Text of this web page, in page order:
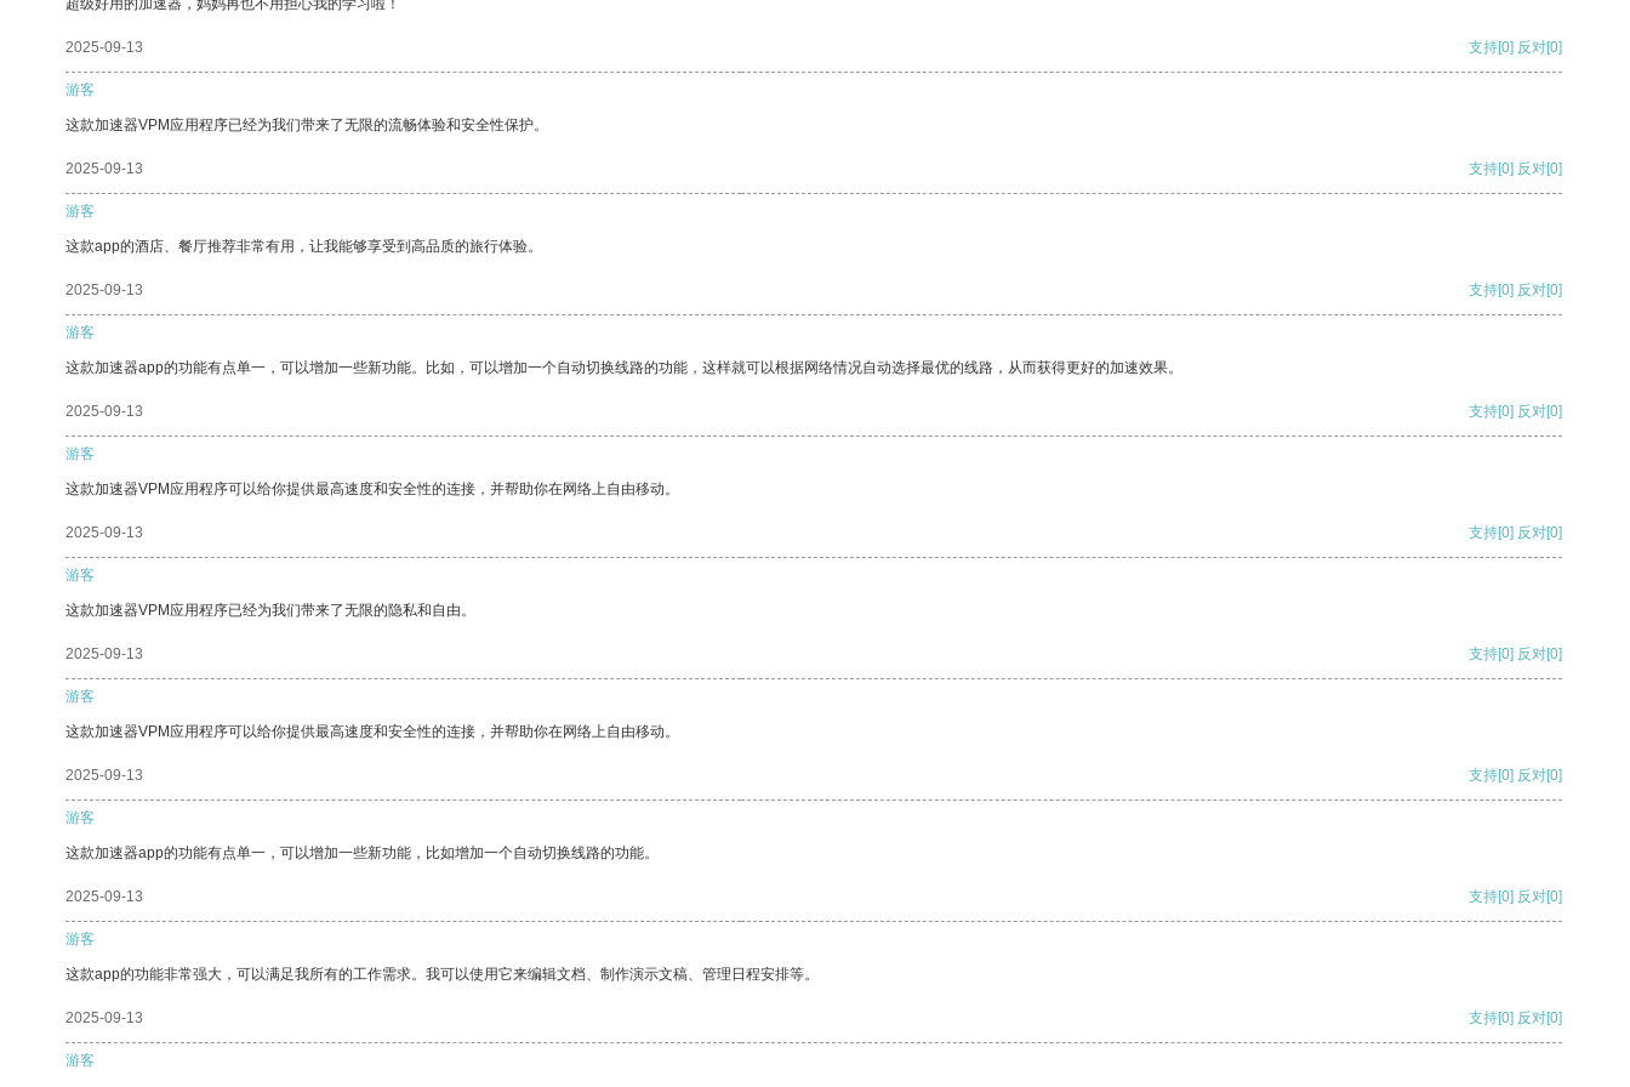
超级好用的加速器，妈妈再也不用担心我的学习啦！
2025-09-13 支持[0] 反对[0]
游客
这款加速器VPM应用程序已经为我们带来了无限的流畅体验和安全性保护。
2025-09-13 支持[0] 反对[0]
游客
这款app的酒店、餐厅推荐非常有用，让我能够享受到高品质的旅行体验。
2025-09-13 支持[0] 反对[0]
游客
这款加速器app的功能有点单一，可以增加一些新功能。比如，可以增加一个自动切换线路的功能，这样就可以根据网络情况自动选择最优的线路，从而获得更好的加速效果。
2025-09-13 支持[0] 反对[0]
游客
这款加速器VPM应用程序可以给你提供最高速度和安全性的连接，并帮助你在网络上自由移动。
2025-09-13 支持[0] 反对[0]
游客
这款加速器VPM应用程序已经为我们带来了无限的隐私和自由。
2025-09-13 支持[0] 反对[0]
游客
这款加速器VPM应用程序可以给你提供最高速度和安全性的连接，并帮助你在网络上自由移动。
2025-09-13 支持[0] 反对[0]
游客
这款加速器app的功能有点单一，可以增加一些新功能，比如增加一个自动切换线路的功能。
2025-09-13 支持[0] 反对[0]
游客
这款app的功能非常强大，可以满足我所有的工作需求。我可以使用它来编辑文档、制作演示文稿、管理日程安排等。
2025-09-13 支持[0] 反对[0]
游客